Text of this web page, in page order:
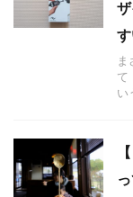
ま
て
い